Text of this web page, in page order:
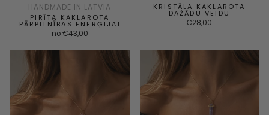
HANDMADE IN LATVIA
PIRĪTA KAKLAROTA
PĀRPILNĪBAS ENERĢIJAI
no €43,00
KRISTĀLA KAKLAROTA
DAŽĀDU VEIDU
€28,00